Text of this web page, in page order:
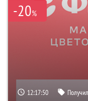
-20%
12:17:49